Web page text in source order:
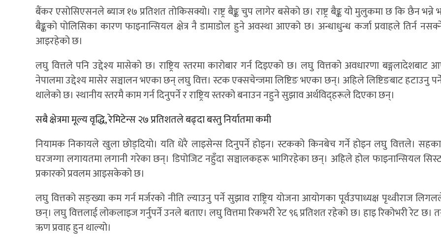
बैंकर एसोसिएसनले ब्याज १७ प्रतिशत तोकिसक्यो। राष्ट्र बैङ्क चुप लागेर बसेको छ। राष्ट्र बैङ्क यो मुलुकमा छ कि छैन
बैङ्कको पोलिसिका कारण फाइनान्सियल क्षेत्र नै डामाडोल हुने अवस्था आएको छ। अन्धाधुन्ध कर्जा प्रवाहले तिर्न
आइरहेको छ।
लघु वित्तले पनि उद्देश्य मासेको छ। राष्ट्रिय स्तरमा कारोबार गर्न दिइएको छ। लघु वित्तको अवधारणा बङ्गलादेशबाट
नेपालमा उद्देश्य मासेर सञ्चालन भएका छन् लघु वित्त। स्टक एक्सचेन्जमा लिष्टिङ भएका छन्। अहिले लिष्टिङबाट हटाउनु
थालेको छ। स्थानीय स्तरमै काम गर्न दिनुपर्ने र राष्ट्रिय स्तरको बनाउन नहुने सुझाव अर्थविद्हरूले दिएका छन्।
सबै क्षेत्रमा मूल्य वृद्धि, रेमिटेन्स २७ प्रतिशतले बढ्दा बस्तु निर्यातमा कमी
नियामक निकायले खुला छोड्दियो। यति धेरै लाइसेन्स दिनुपर्ने होइन। स्टकको किनबेच गर्ने होइन लघु वित्तले।
घरजग्गा लगायतमा लगानी गरेका छन्। डिपोजिट नहुँदा सञ्चालकहरू भागिरहेका छन्। अहिले होल फाइनान्सियल
प्रकारको प्रवलम आइसकेको छ।
लघु वित्तको सङ्ख्या कम गर्न मर्जरको नीति ल्याउनु पर्ने सुझाव राष्ट्रिय योजना आयोगका पूर्वउपाध्यक्ष पृथ्वीराज
छन्। लघु वित्तलाई लोकलाइज गर्नुपर्ने उनले बताए। लघु वित्तमा रिकभरी रेट ९६ प्रतिशत रहेको छ। हाइ रिकोभरी रेट छ।
ऋण प्रवाह हुन थाल्यो।